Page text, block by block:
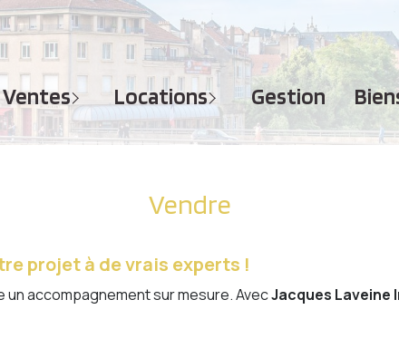
ventes
- PARKINGS
locations
APPARTEMENTS
TERRAINS
IMMEUBLES
GARAGES - PARKINGS
BUREAUX
gestion
Vendre
projet à de vrais experts !
un accompagnement sur mesure. AvecJacques Laveine